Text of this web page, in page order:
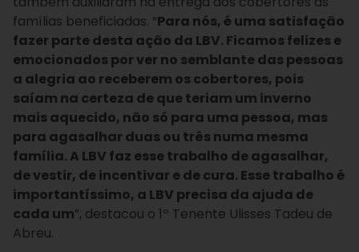
famílias beneficiadas. “Para nós, é uma satisfação
fazer parte desta ação da LBV. Ficamos felizes e
emocionados por ver no semblante das pessoas
a alegria ao receberem os cobertores, pois
saíam na certeza de que teriam um inverno
mais aquecido, não só para uma pessoa, mas
para agasalhar duas ou três numa mesma
família. A LBV faz esse trabalho de agasalhar,
de vestir, de incentivar e de cura. Esse trabalho é
importantíssimo, a LBV precisa da ajuda de
cada um”, destacou o 1º Tenente Ulisses Tadeu de
Abreu.